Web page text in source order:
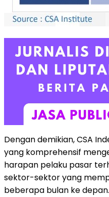
Dengan demikian, CSA
yang komprehensif
harapan pelaku pasar
sektor-sektor yang
beberapa bulan ke depan.